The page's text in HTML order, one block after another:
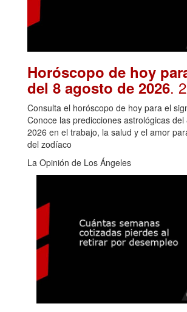
Horóscopo de hoy
del 8 agosto de 2026.
Consulta el horóscopo de hoy para el
Conoce las predicciones astrológicas
2026 en el trabajo, la salud y el amor
del zodíaco
La Opinión de Los Ángeles